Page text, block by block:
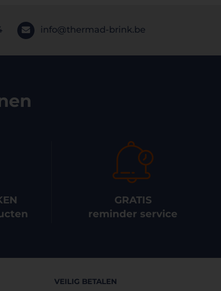
info@thermad-brink.be
GRATIS
reminder service
VEILIG BETALEN